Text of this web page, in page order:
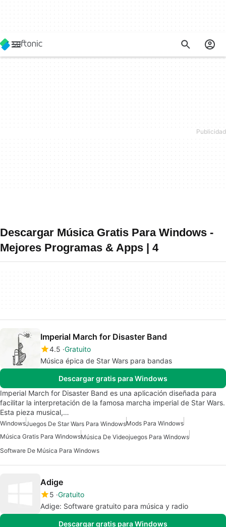
Descargar Música Gratis Para Windows -
Mejores Programas & Apps | 4
Imperial March for Disaster Band
4.5 Gratuito
Música épica de Star Wars para bandas
Descargar gratis para Windows
Imperial March for Disaster Band es una aplicación diseñada para
facilitar la interpretación de la famosa marcha imperial de Star Wars.
Esta pieza musical,…
WindowsJuegos De Star Wars Para WindowsMods Para Windows
Música Gratis Para WindowsMúsica De Videojuegos Para Windows
Software De Música Para Windows
Adige
5 Gratuito
Adige: Software gratuito para música y radio
Descargar gratis para Windows